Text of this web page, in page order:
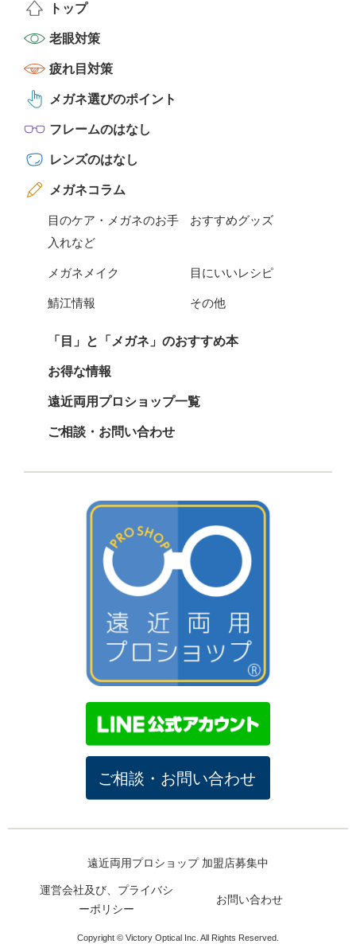
トップ
老眼対策
疲れ目対策
メガネ選びのポイント
フレームのはなし
レンズのはなし
メガネコラム
目のケア・メガネのお手
入れなど
おすすめグッズ
メガネメイク 目にいいレシピ
鯖江情報 その他
「目」と「メガネ」のおすすめ本
お得な情報
遠近両用プロショップ一覧
ご相談・お問い合わせ
遠近両用プロショップ 加盟店募集中
運営会社及び、プライバシ
ーポリシー
お問い合わせ
Copyright © Victory Optical Inc. All Rights Reserved.